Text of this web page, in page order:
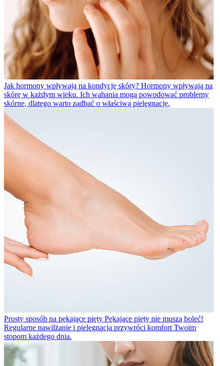
Jak hormony wpływają na kondycję skóry? Hormony wpływają na
skórę w każdym wieku. Ich wahania mogą powodować problemy
skórne, dlatego warto zadbać o właściwą pielęgnację.
Prosty sposób na pękające pięty Pękające pięty nie muszą boleć!
Regularne nawilżanie i pielęgnacja przywróci komfort Twoim
stopom każdego dnia.